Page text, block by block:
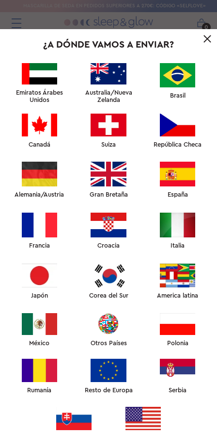
MASCARILLA DE SEDA EN PEDIDOS SUPERIORES A 270€: CÓDIGO «SELFLOVE»
0
UNIVERSIDAD DEL SUEÑO
REPARADOR: FACULTAD DE
BELLEZA EN CASA
← FACULTAD DEL SUEÑO
↑ UNIVERSIDAD DEL SUEÑO DE BELLEZA
FACULTAD DE PIEL →
FACULTAD DE BELLEZA EN CASA
VERANO DE SEDA
El verano está a la vuelta de la
esquina y nos esperan olas de calor
récord. Pero aún puedes surfear
durante la estación con lujo y estilo.
¿A DÓNDE VAMOS A ENVIAR?
Emiratos Árabes
Unidos
Australia/Nueva
Zelanda
Brasil
Canadá Suiza República Checa
Alemania/Austria Gran Bretaña España
Francia Croacia Italia
Japón Corea del Sur America latina
México Otros Países Polonia
Rumanía Resto de Europa Serbia